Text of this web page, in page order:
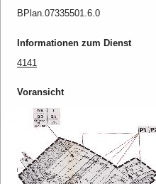
BPlan.07335501.6.0
Informationen zum Dienst
4141
Voransicht